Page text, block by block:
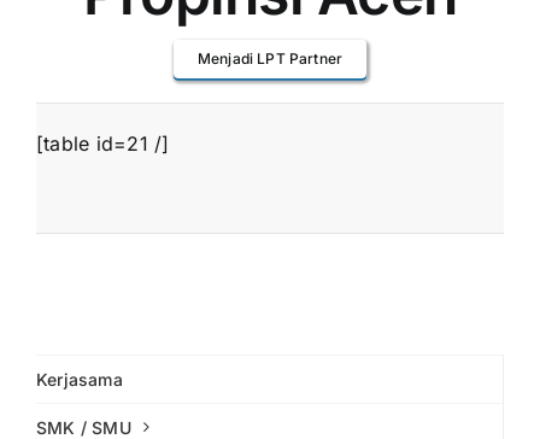
Menjadi LPT Partner
[table id=21 /]
Kerjasama
SMK / SMU